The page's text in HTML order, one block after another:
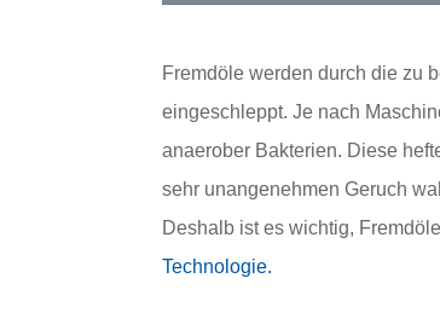
Fremdöle werden durch die zu
eingeschleppt. Je nach
anaerober Bakterien. Diese
sehr unangenehmen Geruch
Deshalb ist es wichtig,
Technologie.